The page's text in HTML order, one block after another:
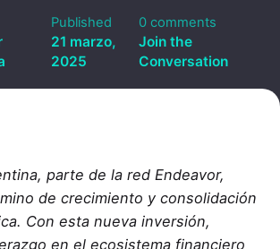
Published
21 marzo,
2025
0 comments
Join the
Conversation
parte de la red Endeavor,
de crecimiento y consolidación
Con esta nueva inversión,
en el ecosistema financiero